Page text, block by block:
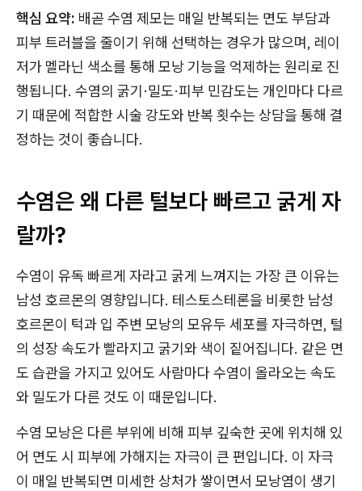
핵심 요약: 배곧 수염 제모는 매일 반복되는 면도 부담과
피부 트러블을 줄이기 위해 선택하는 경우가 많으며, 레이
저가 멜라닌 색소를 통해 모낭 기능을 억제하는 원리로 진
행됩니다. 수염의 굵기·밀도·피부 민감도는 개인마다 다르
기 때문에 적합한 시술 강도와 반복 횟수는 상담을 통해 결
정하는 것이 좋습니다.
수염은 왜 다른 털보다 빠르고 굵게 자
랄까?
수염이 유독 빠르게 자라고 굵게 느껴지는 가장 큰 이유는
남성 호르몬의 영향입니다. 테스토스테론을 비롯한 남성
호르몬이 턱과 입 주변 모낭의 모유두 세포를 자극하면, 털
의 성장 속도가 빨라지고 굵기와 색이 짙어집니다. 같은 면
도 습관을 가지고 있어도 사람마다 수염이 올라오는 속도
와 밀도가 다른 것도 이 때문입니다.
수염 모낭은 다른 부위에 비해 피부 깊숙한 곳에 위치해 있
어 면도 시 피부에 가해지는 자극이 큰 편입니다. 이 자극
이 매일 반복되면 미세한 상처가 쌓이면서 모낭염이 생기